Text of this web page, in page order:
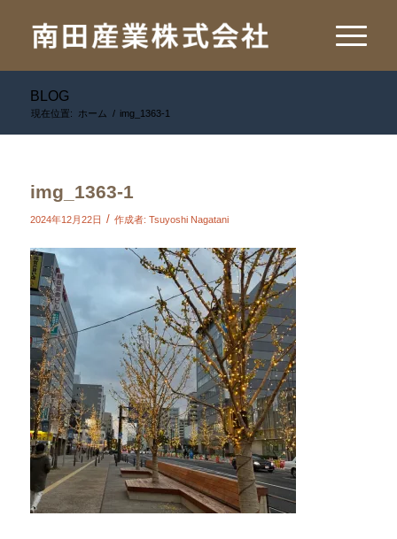
BLOG
現在位置: ホーム / img_1363-1
img_1363-1
2024年12月22日 / 作成者: Tsuyoshi Nagatani